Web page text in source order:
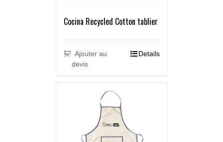
Cocina Recycled Cotton tablier
Ajouter au
devis
Details